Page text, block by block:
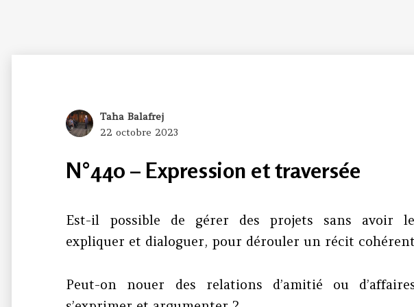
Author
Taha Balafrej
Posted
22 octobre 2023
N°440 – Expression et traversée
Est-il possible de gérer des projets sans avoir
expliquer et dialoguer, pour dérouler un récit
Peut-on nouer des relations d’amitié ou